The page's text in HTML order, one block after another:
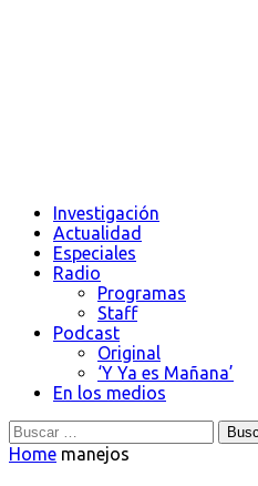
Investigación
Actualidad
Especiales
Radio
Programas
Staff
Podcast
Original
‘Y Ya es Mañana’
En los medios
Buscar:
Home manejos